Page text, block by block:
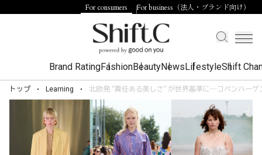
For consumers For business（法人・ブランド向け）
Brand RatingFashionBeautyNewsLifestyleShift
トップ Learning 北欧発 “責任ある美しさ” が世界基準に―コペンハー